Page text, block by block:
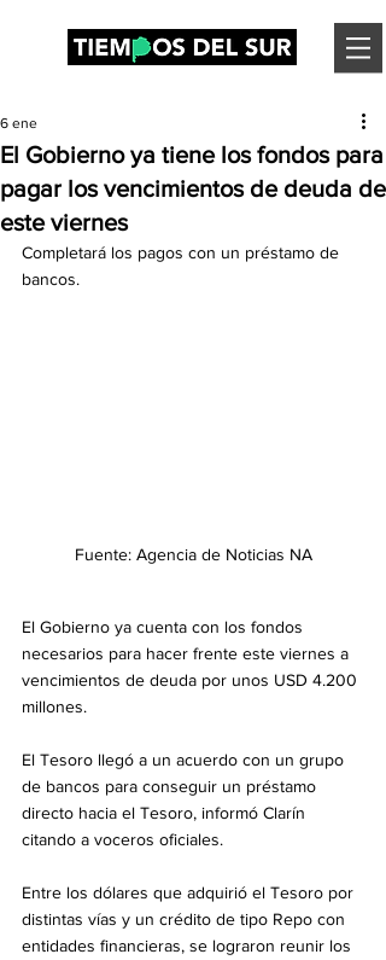
El Gobierno ya tiene los fondos para
pagar los vencimientos de deuda de
este viernes
6 ene
Completará los pagos con un préstamo de
bancos.
Fuente: Agencia de Noticias NA
El Gobierno ya cuenta con los fondos
necesarios para hacer frente este viernes a
vencimientos de deuda por unos USD 4.200
millones.
El Tesoro llegó a un acuerdo con un grupo
de bancos para conseguir un préstamo
directo hacia el Tesoro, informó Clarín
citando a voceros oficiales.
Entre los dólares que adquirió el Tesoro por
distintas vías y un crédito de tipo Repo con
entidades financieras, se lograron reunir los